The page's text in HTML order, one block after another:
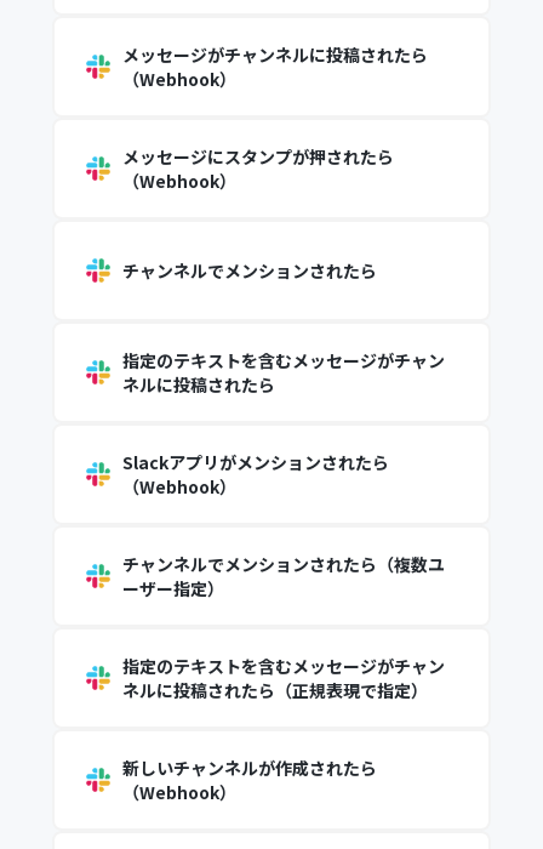
メッセージがチャンネルに投稿されたら
（Webhook）
メッセージにスタンプが押されたら
（Webhook）
チャンネルでメンションされたら
指定のテキストを含むメッセージがチャン
ネルに投稿されたら
Slackアプリがメンションされたら
（Webhook）
チャンネルでメンションされたら（複数ユ
ーザー指定）
指定のテキストを含むメッセージがチャン
ネルに投稿されたら（正規表現で指定）
新しいチャンネルが作成されたら
（Webhook）